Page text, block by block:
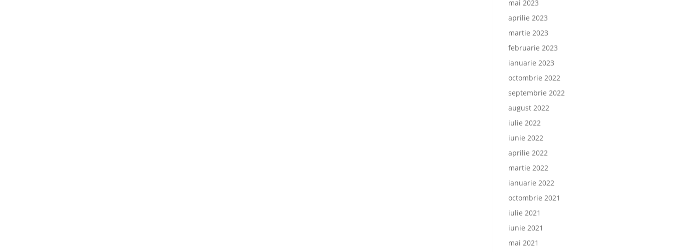
mai 2023
aprilie 2023
martie 2023
februarie 2023
ianuarie 2023
octombrie 2022
septembrie 2022
august 2022
iulie 2022
iunie 2022
aprilie 2022
martie 2022
ianuarie 2022
octombrie 2021
iulie 2021
iunie 2021
mai 2021